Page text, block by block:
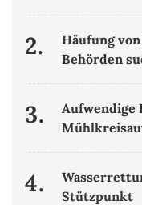
2.
Häufung
Behörden
3.
Aufwendige
4.
Stützpunkt